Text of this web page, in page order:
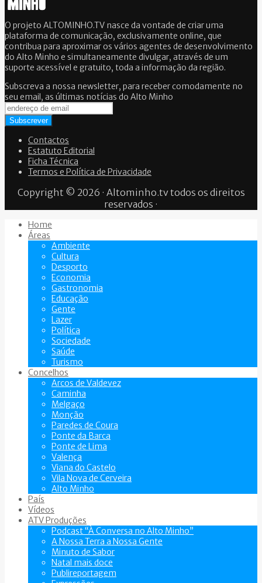
O projeto ALTOMINHO.TV nasce da vontade de criar uma
plataforma de comunicação, exclusivamente online, que
contribua para aproximar os vários agentes de desenvolvimento
do Alto Minho e simultaneamente divulgar, através de um
suporte acessível e gratuito, toda a informação da região.
Subscreva a nossa newsletter, para receber comodamente no
seu email, as últimas notícias do Alto Minho
Contactos
Estatuto Editorial
Ficha Técnica
Termos e Política de Privacidade
Copyright © 2026 · Altominho.tv todos os direitos
reservados ·
Home
Áreas
Ambiente
Cultura
Desporto
Economia
Gastronomia
Educação
Gente
Lazer
Política
Sociedade
Saúde
Turismo
Concelhos
Arcos de Valdevez
Caminha
Melgaço
Monção
Paredes de Coura
Ponte da Barca
Ponte de Lima
Valença
Viana do Castelo
Vila Nova de Cerveira
Alto Minho
País
Vídeos
ATV Produções
Podcast “À Conversa no Alto Minho”
A Nossa Terra a Nossa Gente
Minuto de Sabor
Natal mais doce
Publireportagem